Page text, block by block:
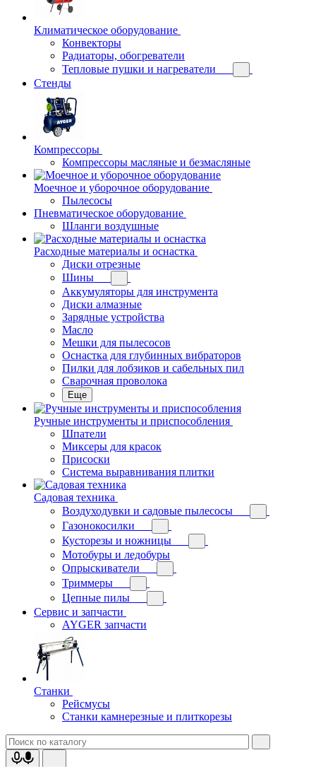
Климатическое оборудование
Конвекторы
Радиаторы, обогреватели
Тепловые пушки и нагреватели
Стенды
Компрессоры
Компрессоры масляные и безмасляные
Моечное и уборочное оборудование
Пылесосы
Пневматическое оборудование
Шланги воздушные
Расходные материалы и оснастка
Диски отрезные
Шины
Аккумуляторы для инструмента
Диски алмазные
Зарядные устройства
Масло
Мешки для пылесосов
Оснастка для глубинных вибраторов
Пилки для лобзиков и сабельных пил
Сварочная проволока
Еще
Ручные инструменты и приспособления
Шпатели
Миксеры для красок
Присоски
Система выравнивания плитки
Садовая техника
Воздуходувки и садовые пылесосы
Газонокосилки
Кусторезы и ножницы
Мотобуры и ледобуры
Опрыскиватели
Триммеры
Цепные пилы
Сервис и запчасти
AYGER запчасти
Станки
Рейсмусы
Станки камнерезные и плиткорезы